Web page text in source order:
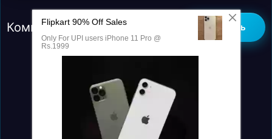
Комментарии (0) Добавить